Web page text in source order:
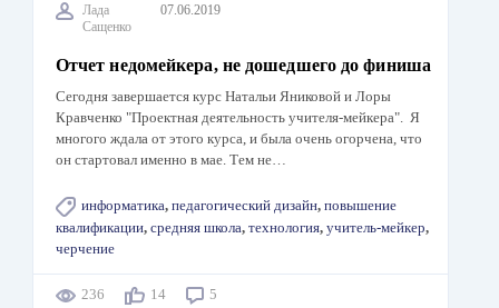
Лада
Сащенко
07.06.2019
Отчет недомейкера, не дошедшего до финиша
Сегодня завершается курс Натальи Яниковой и Лоры
Кравченко "Проектная деятельность учителя-мейкера". Я
многого ждала от этого курса, и была очень огорчена, что
он стартовал именно в мае. Тем не…
информатика, педагогический дизайн, повышение
квалификации, средняя школа, технология, учитель-мейкер,
черчение
236 14 5